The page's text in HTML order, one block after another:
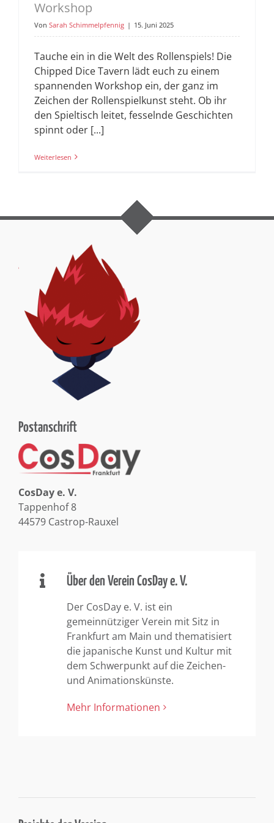
Workshop
Von Sarah Schimmelpfennig | 15. Juni 2025
Tauche ein in die Welt des Rollenspiels! Die
Chipped Dice Tavern lädt euch zu einem
spannenden Workshop ein, der ganz im
Zeichen der Rollenspielkunst steht. Ob ihr
den Spieltisch leitet, fesselnde Geschichten
spinnt oder [...]
Weiterlesen
Postanschrift
CosDay e. V.
Tappenhof 8
44579 Castrop-Rauxel
Über den Verein CosDay e. V.
Der CosDay e. V. ist ein
gemeinnütziger Verein mit Sitz in
Frankfurt am Main und thematisiert
die japanische Kunst und Kultur mit
dem Schwerpunkt auf die Zeichen-
und Animationskünste.
Mehr Informationen